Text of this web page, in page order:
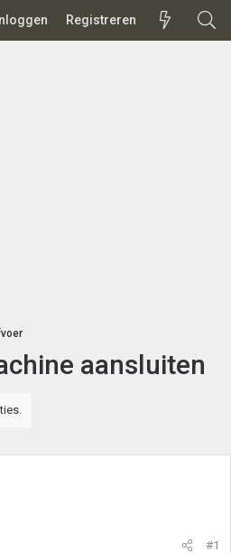
Inloggen Registreren
aansluiten
#1